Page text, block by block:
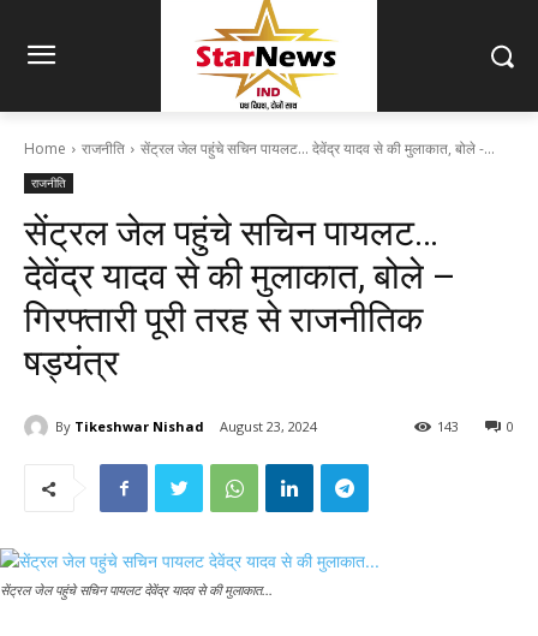
Home राजनीति सेंट्रल जेल पहुंचे सचिन पायलट... देवेंद्र यादव से की मुलाकात, बोले -...
राजनीति
सेंट्रल जेल पहुंचे सचिन पायलट…
देवेंद्र यादव से की मुलाकात, बोले –
गिरफ्तारी पूरी तरह से राजनीतिक
षड्यंत्र
By Tikeshwar Nishad August 23, 2024 0
143
सेंट्रल जेल पहुंचे सचिन पायलट देवेंद्र यादव से की मुलाकात...